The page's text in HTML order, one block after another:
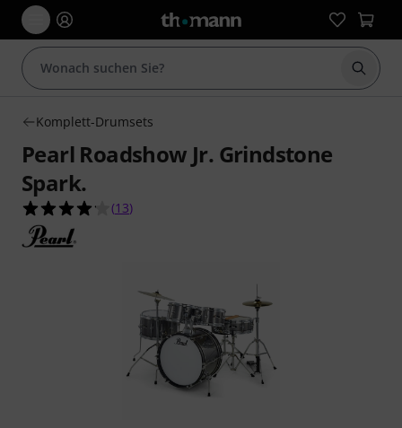
Suche
Komplett-Drumsets
Pearl Roadshow Jr. Grindstone
Spark.
4.2 von 5 Sternen aus 13 Kundenbewertungen
(13)